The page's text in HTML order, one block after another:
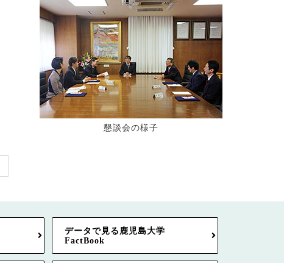
懇談会の様子
データで見る鹿児島大学
FactBook